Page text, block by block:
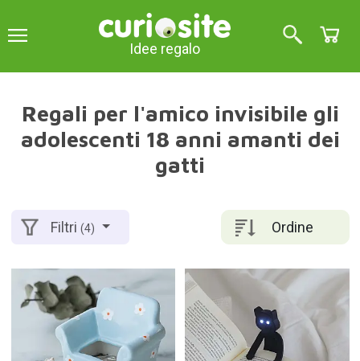
Idee regalo
Regali per l'amico invisibile gli
adolescenti 18 anni amanti dei
gatti
Ordine
Filtri(4)